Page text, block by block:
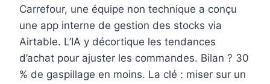
Carrefour, une équipe non technique a conçu
une app interne de gestion des stocks via
Airtable. L’IA y décortique les tendances
d’achat pour ajuster les commandes. Bilan ? 30
% de gaspillage en moins. La clé : miser sur un